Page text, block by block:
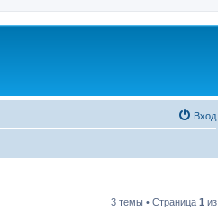
Вход
3 темы • Страница 1 из